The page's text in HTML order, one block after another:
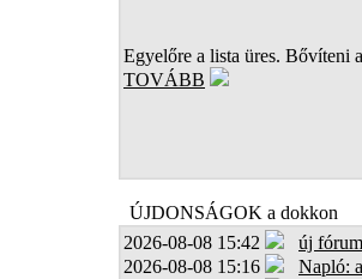
Egyelőre a lista üres. Bővíteni
TOVÁBB
ÚJDONSÁGOK a dokkon
2026-08-08 15:42
új
2026-08-08 15:16
Napló: